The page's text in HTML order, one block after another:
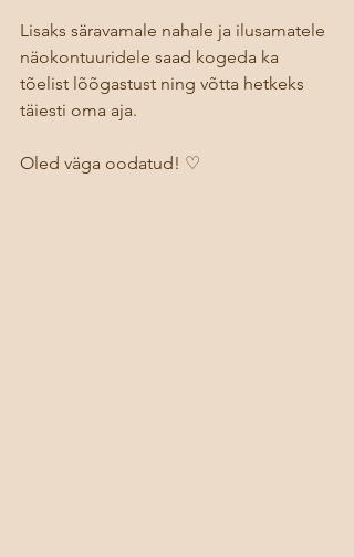
Lisaks säravamale nahale ja ilusamatele
näokontuuridele saad kogeda ka
tõelist lõõgastust ning võtta hetkeks
täiesti oma aja.
Oled väga oodatud! ♡